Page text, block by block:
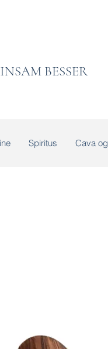
BESSER
Spiritus Cava